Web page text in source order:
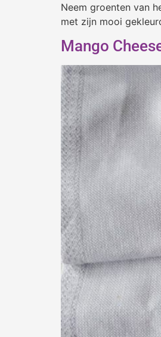
Neem groenten van
met zijn mooi
Mango